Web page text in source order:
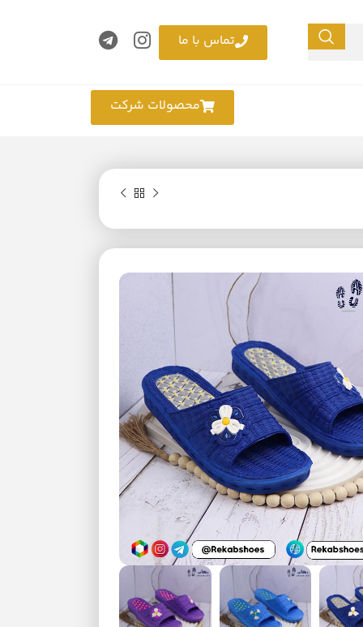
تماس با ما
محصولات شرکت
بزرگنمایی تصویر